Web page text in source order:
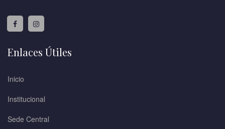
Enlaces Útiles
Inicio
Institucional
Sede Central